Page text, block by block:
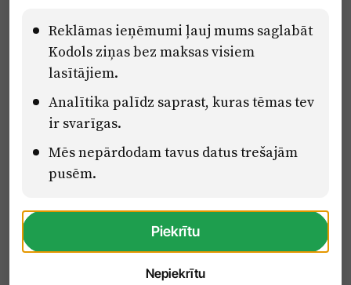
Pārredzamības paziņojumi
Eiropas Savienības Atveseļošanas un noturības mehānisma plāna
2.2. reformu un investīciju virziena “Uzņēmumu digitālā
transformācija un inovācijas” 2.2.1.5.i. investīcijas “Mediju nozares
uzņēmumu digitālās transformācijas veicināšana” pasākuma
“Mācības mediju nozares speciālistu digitālās kompetences un
zināšanu pilnveidošanai” projektā Latvijas Mediju nozares
kompetenču centrs (2.2.1.5.i.0/2/24/A/CFLA/001).
Reklāmas ieņēmumi ļauj mums saglabāt
Kodols ziņas bez maksas visiem
lasītājiem.
Analītika palīdz saprast, kuras tēmas tev
ir svarīgas.
Mēs nepārdodam tavus datus trešajām
pusēm.
Piekrītu
Nepiekrītu